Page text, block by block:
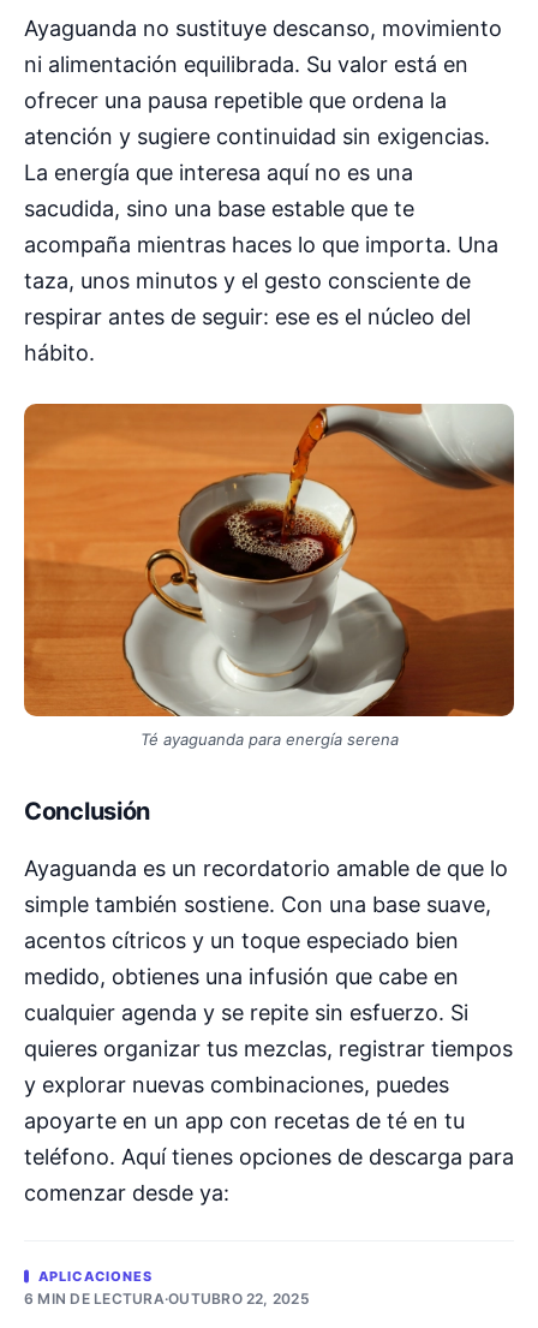
Ayaguanda no sustituye descanso, movimiento
ni alimentación equilibrada. Su valor está en
ofrecer una pausa repetible que ordena la
atención y sugiere continuidad sin exigencias.
La energía que interesa aquí no es una
sacudida, sino una base estable que te
acompaña mientras haces lo que importa. Una
taza, unos minutos y el gesto consciente de
respirar antes de seguir: ese es el núcleo del
hábito.
Té ayaguanda para energía serena
Conclusión
Ayaguanda es un recordatorio amable de que lo
simple también sostiene. Con una base suave,
acentos cítricos y un toque especiado bien
medido, obtienes una infusión que cabe en
cualquier agenda y se repite sin esfuerzo. Si
quieres organizar tus mezclas, registrar tiempos
y explorar nuevas combinaciones, puedes
apoyarte en un app con recetas de té en tu
teléfono. Aquí tienes opciones de descarga para
comenzar desde ya:
APLICACIONES
6 MIN DE LECTURA·OUTUBRO 22, 2025